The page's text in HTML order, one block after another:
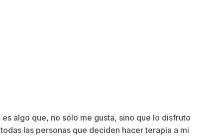
algo que, no sólo me gusta, sino que lo disfruto
las personas que deciden hacer terapia a mi